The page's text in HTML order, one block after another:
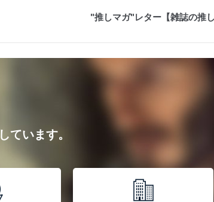
"推しマガ"レター【雑誌の推
ています。